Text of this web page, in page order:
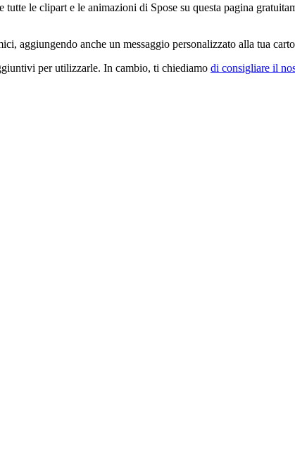
le clipart e le animazioni di Spose su questa pagina
aggiungendo anche un messaggio personalizzato alla tua
per utilizzarle. In cambio, ti chiediamo di consigliare il